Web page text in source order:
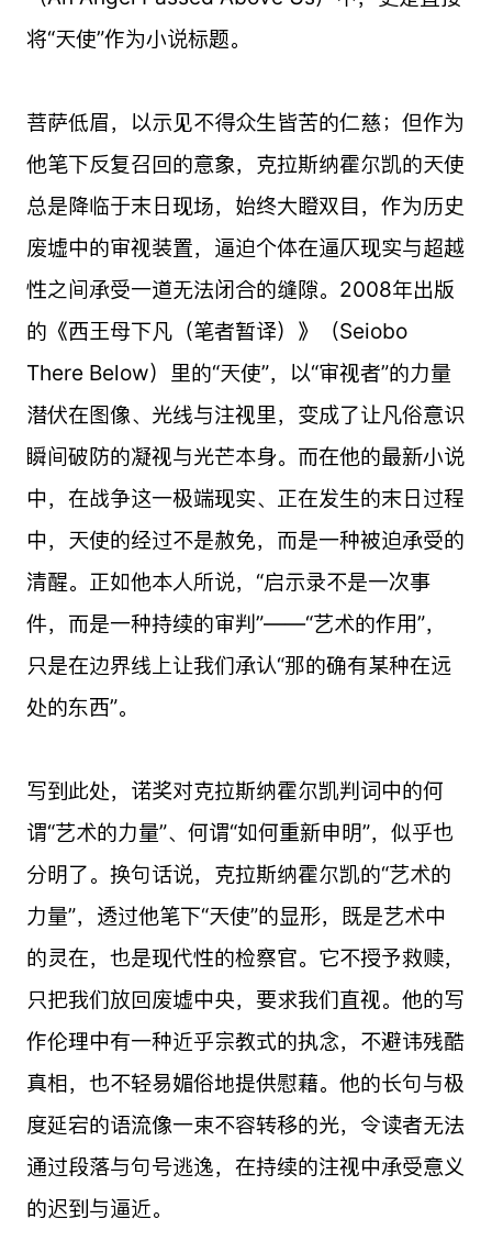
将“天使”作为小说标题。
菩萨低眉，以示见不得众生皆苦的仁慈；但作为
他笔下反复召回的意象，克拉斯纳霍尔凯的天使
总是降临于末日现场，始终大瞪双目，作为历史
废墟中的审视装置，逼迫个体在逼仄现实与超越
性之间承受一道无法闭合的缝隙。2008年出版
的《西王母下凡（笔者暂译）》（Seiobo
There Below）里的“天使”，以“审视者”的力量
潜伏在图像、光线与注视里，变成了让凡俗意识
瞬间破防的凝视与光芒本身。而在他的最新小说
中，在战争这一极端现实、正在发生的末日过程
中，天使的经过不是赦免，而是一种被迫承受的
清醒。正如他本人所说，“启示录不是一次事
件，而是一种持续的审判”——“艺术的作用”，
只是在边界线上让我们承认“那的确有某种在远
处的东西”。
写到此处，诺奖对克拉斯纳霍尔凯判词中的何
谓“艺术的力量”、何谓“如何重新申明”，似乎也
分明了。换句话说，克拉斯纳霍尔凯的“艺术的
力量”，透过他笔下“天使”的显形，既是艺术中
的灵在，也是现代性的检察官。它不授予救赎，
只把我们放回废墟中央，要求我们直视。他的写
作伦理中有一种近乎宗教式的执念，不避讳残酷
真相，也不轻易媚俗地提供慰藉。他的长句与极
度延宕的语流像一束不容转移的光，令读者无法
通过段落与句号逃逸，在持续的注视中承受意义
的迟到与逼近。